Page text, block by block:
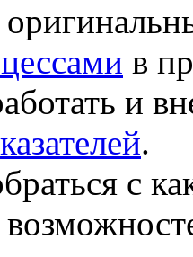
в
и
.
с